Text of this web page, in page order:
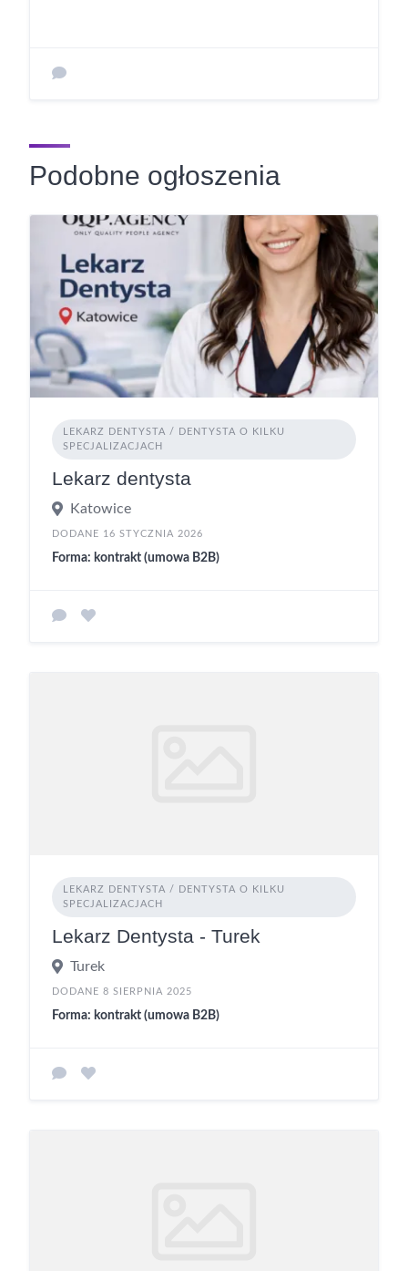
Podobne ogłoszenia
LEKARZ DENTYSTA / DENTYSTA O KILKU
SPECJALIZACJACH
Lekarz dentysta
Katowice
DODANE 16 STYCZNIA 2026
Forma: kontrakt (umowa B2B)
LEKARZ DENTYSTA / DENTYSTA O KILKU
SPECJALIZACJACH
Lekarz Dentysta - Turek
Turek
DODANE 8 SIERPNIA 2025
Forma: kontrakt (umowa B2B)